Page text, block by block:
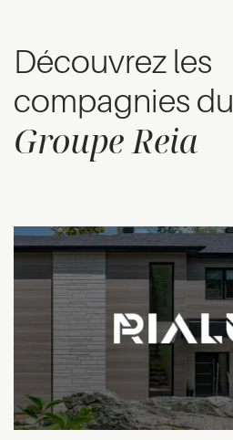
Découvrez les
compagnies du
Groupe Reia